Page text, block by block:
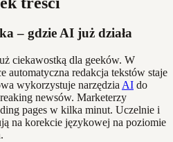
– gdzie AI już działa
ciekawostką dla geeków. W
automatyczna redakcja tekstów staje
wykorzystuje narzędzia AI do
newsów. Marketerzy
pages w kilka minut. Uczelnie i
na korekcie językowej na poziomie